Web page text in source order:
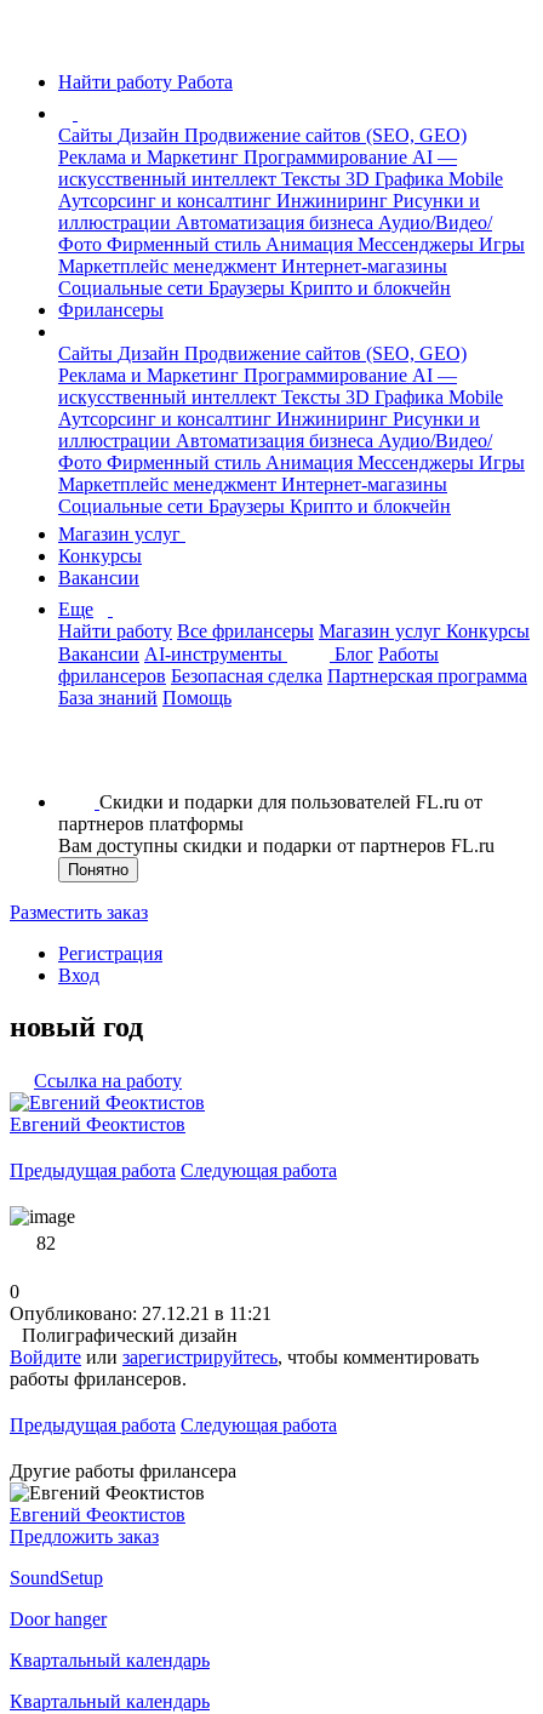
Найти работу Работа
Сайты Дизайн Продвижение сайтов (SEO, GEO)
Реклама и Маркетинг Программирование AI —
искусственный интеллект Тексты 3D Графика Mobile
Аутсорсинг и консалтинг Инжиниринг Рисунки и
иллюстрации Автоматизация бизнеса Аудио/Видео/
Фото Фирменный стиль Анимация Мессенджеры Игры
Маркетплейс менеджмент Интернет-магазины
Социальные сети Браузеры Крипто и блокчейн
Фрилансеры
Сайты Дизайн Продвижение сайтов (SEO, GEO)
Реклама и Маркетинг Программирование AI —
искусственный интеллект Тексты 3D Графика Mobile
Аутсорсинг и консалтинг Инжиниринг Рисунки и
иллюстрации Автоматизация бизнеса Аудио/Видео/
Фото Фирменный стиль Анимация Мессенджеры Игры
Маркетплейс менеджмент Интернет-магазины
Социальные сети Браузеры Крипто и блокчейн
Магазин услуг
Конкурсы
Вакансии
Еще
Найти работу Все фрилансеры Магазин услуг Конкурсы
Вакансии AI-инструменты Блог Работы
фрилансеров Безопасная сделка Партнерская программа
База знаний Помощь
Скидки и подарки для пользователей FL.ru от
партнеров платформы
Вам доступны скидки и подарки от партнеров FL.ru
Понятно
Разместить заказ
Регистрация
Вход
новый год
Ссылка на работу
Евгений Феоктистов
Предыдущая работа Следующая работа
82
0
Опубликовано: 27.12.21 в 11:21
Полиграфический дизайн
Войдите или зарегистрируйтесь, чтобы комментировать
работы фрилансеров.
Предыдущая работа Следующая работа
Другие работы фрилансера
Евгений Феоктистов
Предложить заказ
SoundSetup
Door hanger
Квартальный календарь
Квартальный календарь